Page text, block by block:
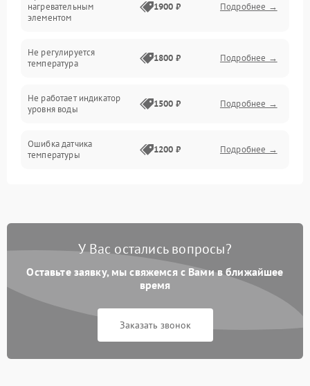
нагревательным
элементом
1900 ₽ Подробнее →
Не регулируется
температура
1800 ₽ Подробнее →
Не работает индикатор
уровня воды
1500 ₽ Подробнее →
Ошибка датчика
температуры
1200 ₽ Подробнее →
Ошибка платы управления 1500 ₽ Подробнее →
1200 ₽
Подробнее →
1500 ₽ Подробнее →
Не подает пар 1800 ₽ Подробнее →
У Вас остались вопросы?
Оставьте заявку, мы свяжемся с Вами в ближайшее
время
Заказать звонок